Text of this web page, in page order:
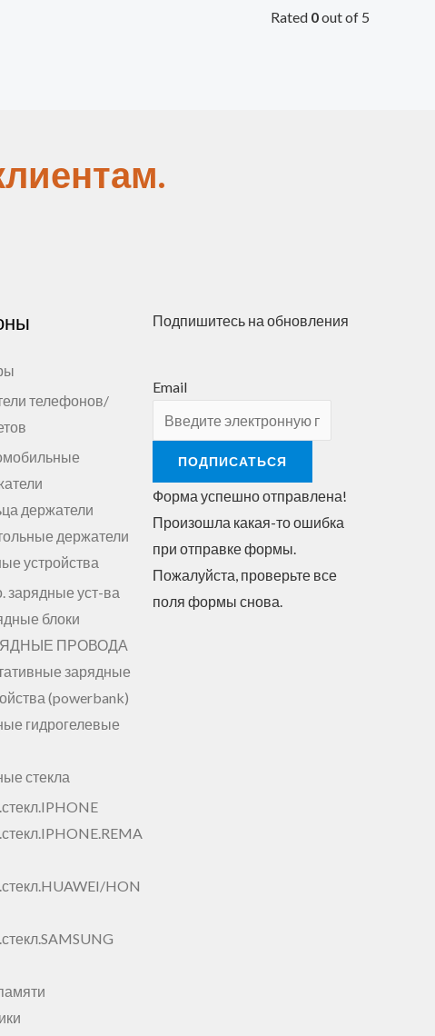
Rated 0out of 5
телефонов/
держатели
держатели
устройства
зарядные уст-ва
блоки
ПРОВОДА
зарядные
(powerbank)
гидрогелевые
стекла
HON
Подпишитесь на обновления
Email
ПОДПИСАТЬСЯ
Форма успешно отправлена!
Произошла какая-то ошибка
при отправке формы.
Пожалуйста, проверьте все
поля формы снова.